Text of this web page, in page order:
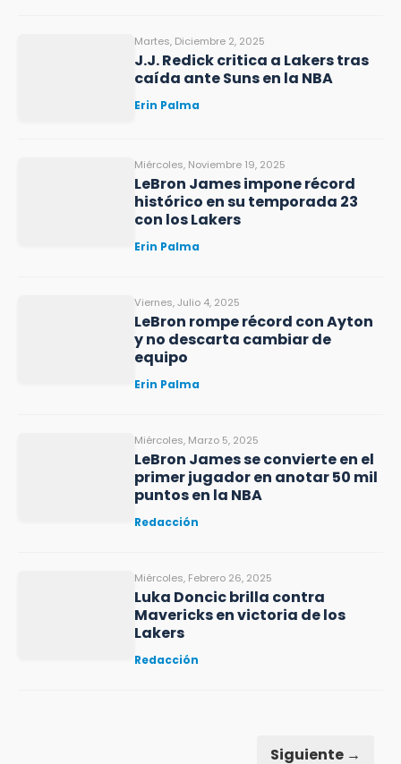
Martes, Diciembre 2, 2025
J.J. Redick critica a Lakers tras
caída ante Suns en la NBA
Erin Palma
Miércoles, Noviembre 19, 2025
LeBron James impone récord
histórico en su temporada 23
con los Lakers
Erin Palma
Viernes, Julio 4, 2025
LeBron rompe récord con Ayton
y no descarta cambiar de
equipo
Erin Palma
Miércoles, Marzo 5, 2025
LeBron James se convierte en el
primer jugador en anotar 50 mil
puntos en la NBA
Redacción
Miércoles, Febrero 26, 2025
Luka Doncic brilla contra
Mavericks en victoria de los
Lakers
Redacción
Siguiente →